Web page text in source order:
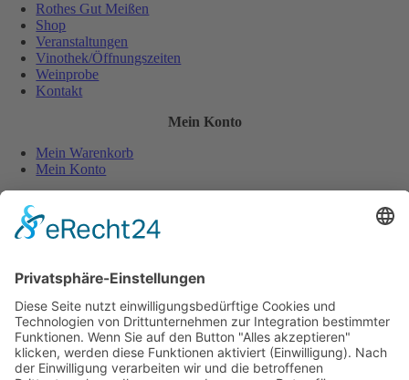
Rothes Gut Meißen
Shop
Veranstaltungen
Vinothek/Öffnungszeiten
Weinprobe
Kontakt
Mein Konto
Mein Warenkorb
Mein Konto
Wiederverkäufer
Wein Exposé
Folgen Sie uns auch auf:
Jugendschutz